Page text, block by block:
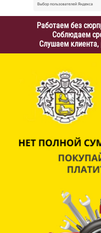
Работаем без
Соблюдаем
Слушаем клиента,